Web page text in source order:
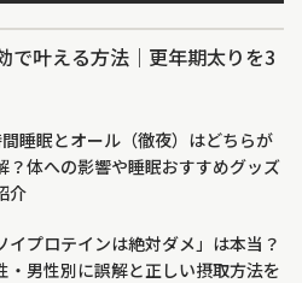
で叶える方法｜更年期太りを3
睡眠とオール（徹夜）はどちらが
？体への影響や睡眠おすすめグッズ
介
イプロテインは絶対ダメ」は本当？
・男性別に誤解と正しい摂取方法を